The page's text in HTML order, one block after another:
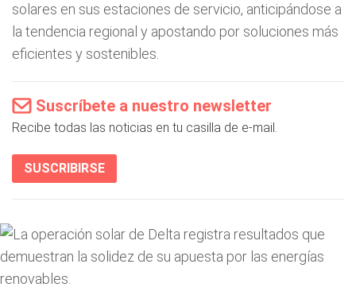
solares en sus estaciones de servicio, anticipándose a
la tendencia regional y apostando por soluciones más
eficientes y sostenibles.
Suscríbete a nuestro newsletter
Recibe todas las noticias en tu casilla de e-mail.
SUSCRIBIRSE